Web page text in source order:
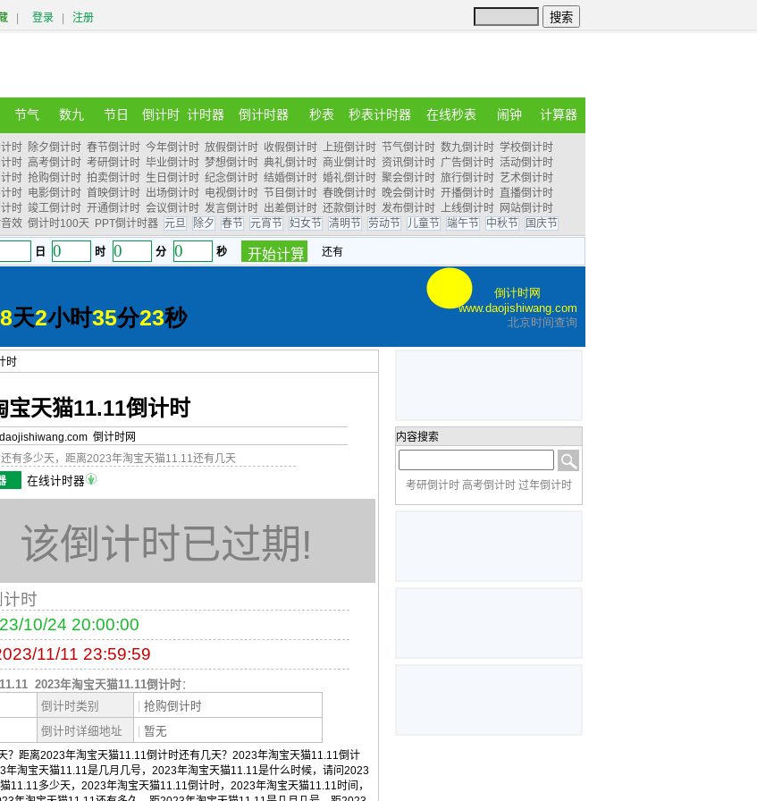
登录 注册
节气 数九 节日 倒计时 计时器 倒计时器 秒表 秒表计时器 在线秒表 闹钟 计算器
时 除夕倒计时 春节倒计时 今年倒计时 放假倒计时 收假倒计时 上班倒计时 节气倒计时 数九倒计时 学校倒计时
时 高考倒计时 考研倒计时 毕业倒计时 梦想倒计时 典礼倒计时 商业倒计时 资讯倒计时 广告倒计时 活动倒计时
时 抢购倒计时 拍卖倒计时 生日倒计时 纪念倒计时 结婚倒计时 婚礼倒计时 聚会倒计时 旅行倒计时 艺术倒计时
时 电影倒计时 首映倒计时 出场倒计时 电视倒计时 节目倒计时 春晚倒计时 晚会倒计时 开播倒计时 直播倒计时
时 竣工倒计时 开通倒计时 会议倒计时 发言倒计时 出差倒计时 还款倒计时 发布倒计时 上线倒计时 网站倒计时
效 倒计时100天 PPT倒计时器 元旦 除夕 春节 元宵节 妇女节 清明节 劳动节 儿童节 端午节 中秋节 国庆节
时
宝天猫11.11倒计时
倒计时网
有多少天，距离2023年淘宝天猫11.11还有几天
在线计时器
该倒计时已过期!
时
10/24 20:00:00
11/11 23:59:59
2023年淘宝天猫11.11倒计时：
倒计时类别
抢购倒计时
倒计时详细地址
暂无
？距离2023年淘宝天猫11.11倒计时还有几天？2023年淘宝天猫11.11倒计
淘宝天猫11.11是几月几号，2023年淘宝天猫11.11是什么时候，请问2023
11.11多少天，2023年淘宝天猫11.11倒计时，2023年淘宝天猫11.11时间，
内容搜索
考研倒计时 高考倒计时 过年倒计时